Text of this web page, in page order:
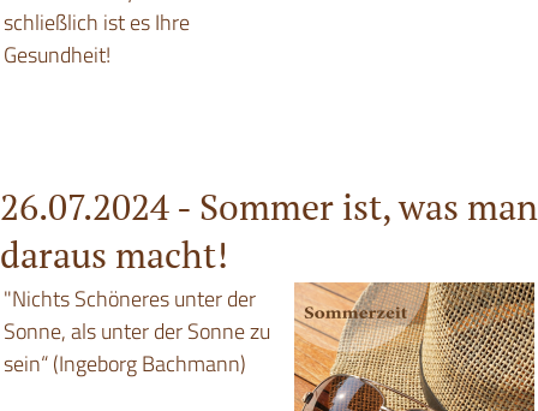
schließlich ist es Ihre
Gesundheit!
26.07.2024 - Sommer ist, was man
daraus macht!
"Nichts Schöneres unter der
Sonne, als unter der Sonne zu
sein“ (Ingeborg Bachmann)